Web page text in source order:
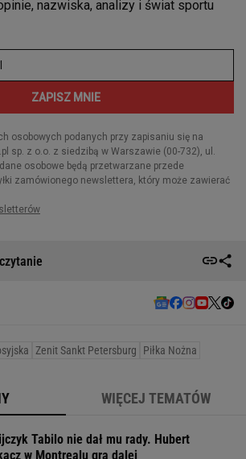
Zenit Sankt Petersburg Piłka Nożna
WIĘCEJ TEMATÓW
Tabilo nie dał mu rady. Hubert
w Montrealu gra dalej